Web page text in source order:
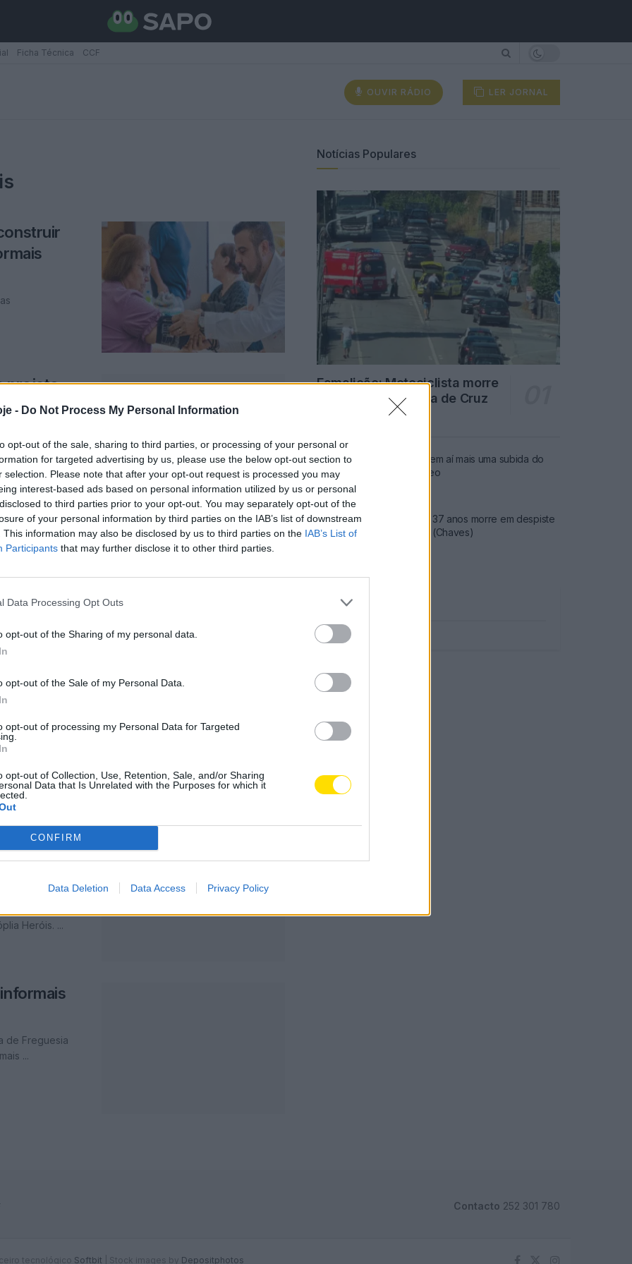
- Do Not Process My Personal Information
opt-out of the sale, sharing to third parties, or processing of your personal or
for targeted advertising by us, please use the below opt-out section to
selection. Please note that after your opt-out request is processed you may
interest-based ads based on personal information utilized by us or personal
to third parties prior to your opt-out. You may separately opt-out of the
of your personal information by third parties on the IAB’s list of downstream
This information may also be disclosed by us to third parties on the IAB’s List of
Participants that may further disclose it to other third parties.
Data Processing Opt Outs
opt-out of the Sharing of my personal data.
opt-out of the Sale of my Personal Data.
opt-out of processing my Personal Data for Targeted
opt-out of Collection, Use, Retention, Sale, and/or Sharing
Data that Is Unrelated with the Purposes for which it
CONFIRM
Data Deletion Data Access Privacy Policy
Ficha Técnica CCF
OUVIR RÁDIO LER JORNAL
projeto
do Concelho
na
de
piloto
opções
a fazer parte
Heróis. ...
de Freguesia
...
Notícias Populares
Famalicão: Motociclista morre
na N14 na freguesia de Cruz
Combustíveis: Vem aí mais uma subida do
preço do gasóleo
Famalicense de 37 anos morre em despiste
de mota na A24 (Chaves)
Publicidade
Contacto 252 301 780
tecnológico Softbit Stock images by Depositphotos